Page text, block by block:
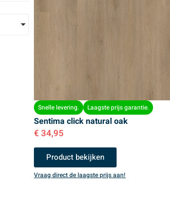
Snelle levering. Laagste prijs garantie.
Sentima click natural oak
€ 34,95
Product bekijken
Vraag direct de laagste prijs aan!